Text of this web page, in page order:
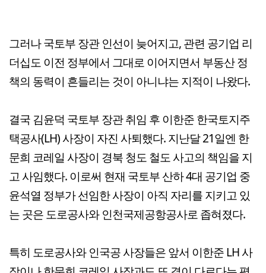
그러나 국토부 장관 인선이 늦어지고, 관련 공기업 리
더십도 이전 정부에서 그대로 이어지면서 부동산 정
책의 동력이 흔들리는 것이 아니냐는 지적이 나왔다.
결국 김윤덕 국토부 장관 취임 후 이한준 한국토지주
택공사(LH) 사장이 자진 사퇴했다. 지난달 21일엔 한
문희 코레일 사장이 경북 청도 철도 사고의 책임을 지
고 사임했다. 이로써 현재 국토부 산하 4대 공기업 중
윤석열 정부가 선임한 사장이 아직 자리를 지키고 있
는 곳은 도로공사와 인천국제공항공사로 좁혀졌다.
특히 도로공사와 인국공 사장들은 앞서 이한준 LH 사